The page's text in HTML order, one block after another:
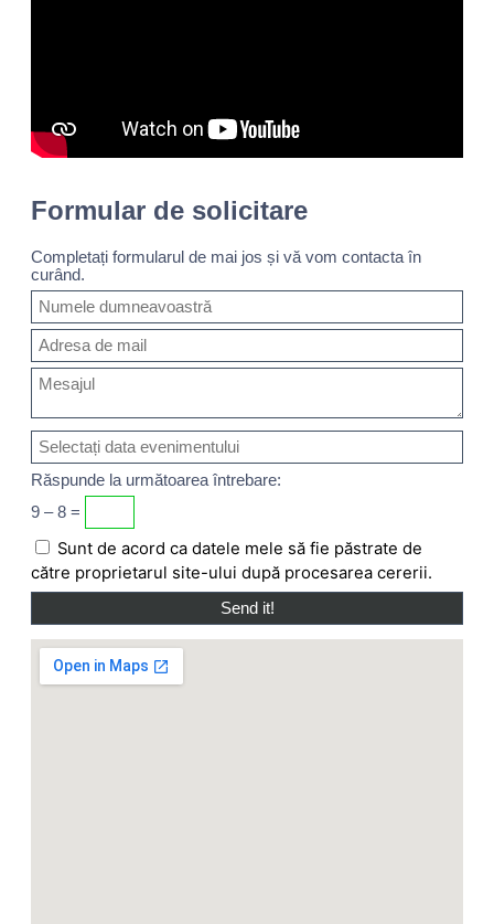
Formular de solicitare
Completați formularul de mai jos și vă vom contacta în
curând.
Răspunde la următoarea întrebare:
9 – 8 =
Sunt de acord ca datele mele să fie păstrate de
către proprietarul site-ului după procesarea cererii.